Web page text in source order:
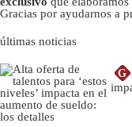
Gracias por ayudarnos a
últimas noticias
G